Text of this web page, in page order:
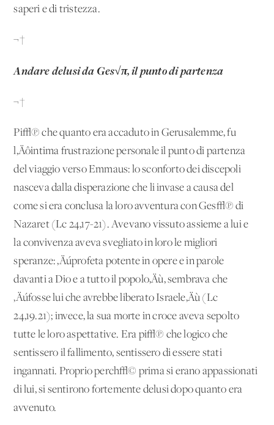
saperi e di tristezza.
¬†
Andare delusi da Ges√π, il punto di partenza
¬†
Pi√π che quanto era accaduto in Gerusalemme, fu
l‚Äôintima frustrazione personale il punto di partenza
del viaggio verso Emmaus: lo sconforto dei discepoli
nasceva dalla disperazione che li invase a causa del
come si era conclusa la loro avventura con Ges√π di
Nazaret (Lc 24,17-21). Avevano vissuto assieme a lui e
la convivenza aveva svegliato in loro le migliori
speranze: ‚Äúprofeta potente in opere e in parole
davanti a Dio e a tutto il popolo‚Äù, sembrava che
‚Äúfosse lui che avrebbe liberato Israele‚Äù (Lc
24,19.21); invece, la sua morte in croce aveva sepolto
tutte le loro aspettative. Era pi√π che logico che
sentissero il fallimento, sentissero di essere stati
ingannati. Proprio perch√© prima si erano appassionati
di lui, si sentirono fortemente delusi dopo quanto era
avvenuto.